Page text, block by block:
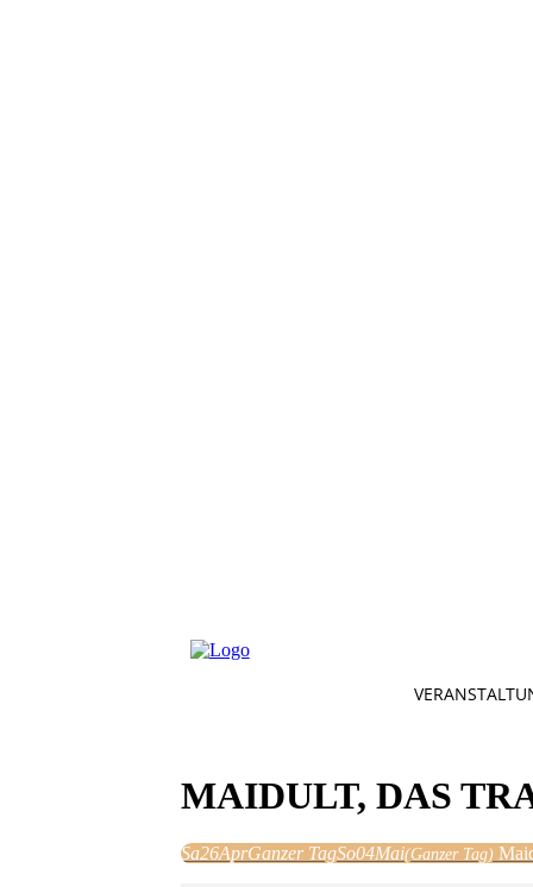
MAIDULT, DAS
Sa26AprGanzer TagSo04Mai(Ganzer Tag)